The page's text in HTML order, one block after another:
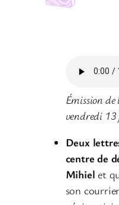
Émission de
vendredi
Deux
centre de
Mihiel et
son